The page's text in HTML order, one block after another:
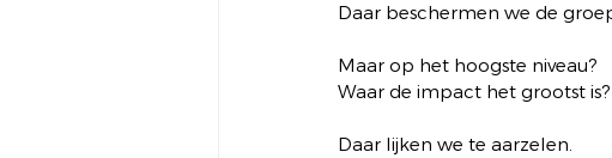
Daar beschermen we de
Maar op het hoogste niveau?
Waar de impact het grootst is?
Daar lijken we te aarzelen.